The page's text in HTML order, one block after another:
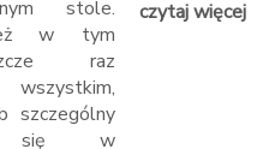
stole.
w tym
raz
szczególny
się w
czytaj więcej